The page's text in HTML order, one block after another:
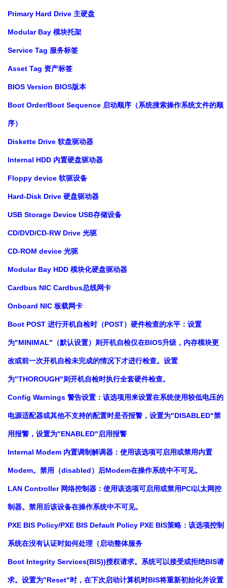
Primary Hard Drive 主硬盘
Modular Bay 模块托架
Service Tag 服务标签
Asset Tag 资产标签
BIOS Version BIOS版本
Boot Order/Boot Sequence 启动顺序（系统搜索操作系统文件的顺
序）
Diskette Drive 软盘驱动器
Internal HDD 内置硬盘驱动器
Floppy device 软驱设备
Hard-Disk Drive 硬盘驱动器
USB Storage Device USB存储设备
CD/DVD/CD-RW Drive 光驱
CD-ROM device 光驱
Modular Bay HDD 模块化硬盘驱动器
Cardbus NIC Cardbus总线网卡
Onboard NIC 板载网卡
Boot POST 进行开机自检时（POST）硬件检查的水平：设置
为"MINIMAL"（默认设置）则开机自检仅在BIOS升级，内存模块更
改或前一次开机自检未完成的情况下才进行检查。设置
为"THOROUGH"则开机自检时执行全套硬件检查。
Config Warnings 警告设置：该选项用来设置在系统使用较低电压的
电源适配器或其他不支持的配置时是否报警，设置为"DISABLED"禁
用报警，设置为"ENABLED"启用报警
Internal Modem 内置调制解调器：使用该选项可启用或禁用内置
Modem。禁用（disabled）后Modem在操作系统中不可见。
LAN Controller 网络控制器：使用该选项可启用或禁用PCI以太网控
制器。禁用后该设备在操作系统中不可见。
PXE BIS Policy/PXE BIS Default Policy PXE BIS策略：该选项控制
系统在没有认证时如何处理（启动整体服务
Boot Integrity Services(BIS))授权请求。系统可以接受或拒绝BIS请
求。设置为"Reset"时，在下次启动计算机时BIS将重新初始化并设置